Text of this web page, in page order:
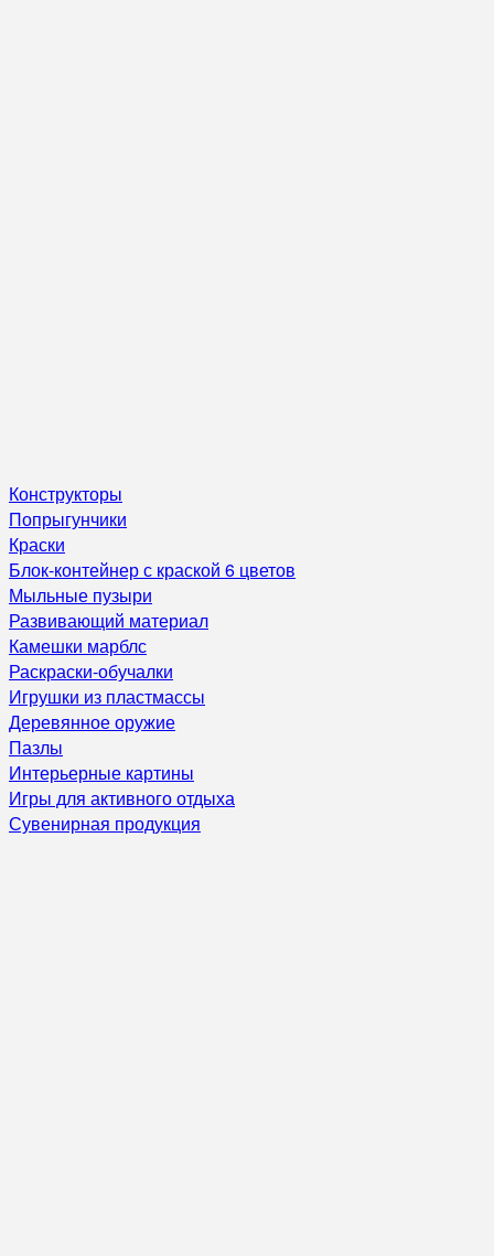
Конструкторы
Попрыгунчики
Краски
Блок-контейнер с краской 6 цветов
Мыльные пузыри
Развивающий материал
Камешки марблс
Раскраски-обучалки
Игрушки из пластмассы
Деревянное оружие
Пазлы
Интерьерные картины
Игры для активного отдыха
Сувенирная продукция